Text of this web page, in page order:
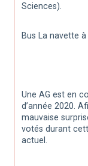
Sciences).
Bus La navette à
Une AG est en
d’année 2020.
mauvaise
votés durant
actuel.